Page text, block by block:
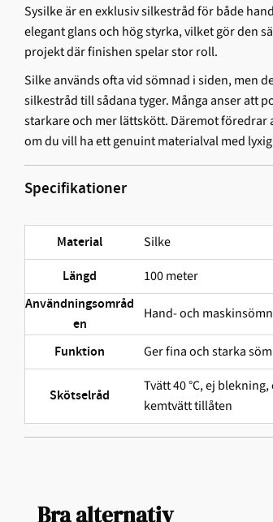
Sysilke är en exklusiv silkestråd för både
elegant glans och hög styrka, vilket gör den
projekt där finishen spelar stor roll.
Silke används ofta vid sömnad i siden, men
silkestråd till sådana tyger. Många anser att
starkare och mer lättskött. Däremot
om du vill ha ett genuint materialval med
Specifikationer
Material Silke
Längd 100 meter
Användningsområd
en
Hand- och
Funktion Ger fina och starka
Skötselråd
Tvätt 40 °C, ej
kemtvätt tillåten
Bra alternativ